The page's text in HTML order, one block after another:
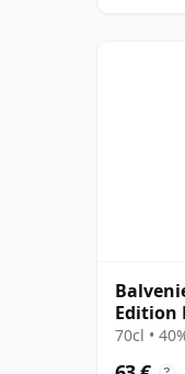
Edition
Malt 12
70cl •